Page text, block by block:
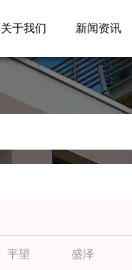
关于我们 新闻资讯
平望 盛泽